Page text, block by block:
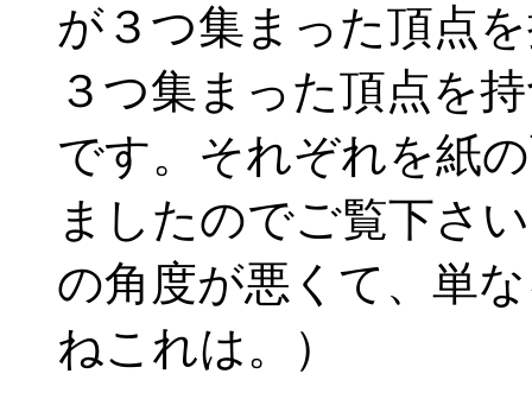
が３つ集まった頂点
３つ集まった頂点を
です。それぞれを紙
ましたのでご覧下さ
の角度が悪くて、単
ねこれは。）